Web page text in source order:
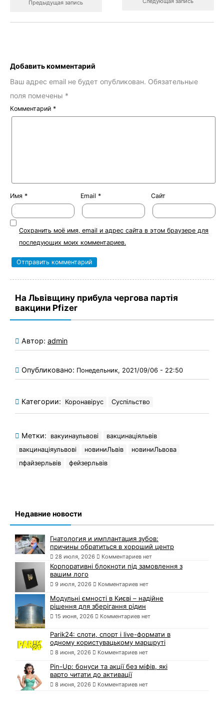
Предыдущая запись
Добавить комментарий
Ваш адрес email не будет опубликован. Обязательные
поля помечены *
Комментарий *
Имя * Email * Сайт
Сохранить моё имя, email и адрес сайта в этом браузере для
последующих моих комментариев.
На Львівщину прибула чергова партія
вакцини Pfizer
Автор: admin
Опубликовано: Понедельник, 2021/09/06 - 22:50
Категории: Коронавірус Суспільство
Метки: вакуинаульвові
вакцинаціяльвів
вакцинаціяульвові
новиниЛьвів
новиниЛьвова
пфайзерльвів
фейзерльвів
Недавние новости
Гнатология и имплантация зубов:
причины обратиться в хороший центр
28 июля, 2026 Комментариев нет
Корпоративні блокноти під замовлення з
вашим лого
9 июля, 2026 Комментариев нет
Модульні ємності в Києві – надійне
рішення для зберігання рідин
15 июня, 2026 Комментариев нет
Parik24: слоти, спорт і live-формати в
одному користувацькому маршруті
8 июня, 2026 Комментариев нет
Pin-Up: бонуси та акції без міфів, які
варто читати до активації
8 июня, 2026 Комментариев нет